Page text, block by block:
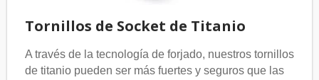
Tornillos de Socket de Titanio
A través de la tecnología de forjado, nuestros tornillos
de titanio pueden ser más fuertes y seguros que las